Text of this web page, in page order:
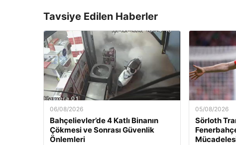
Tavsiye Edilen Haberler
06/08/2026
Bahçelievler’de 4 Katlı Binanın
Çökmesi ve Sonrası Güvenlik
Önlemleri
05/08/2026
Sörloth